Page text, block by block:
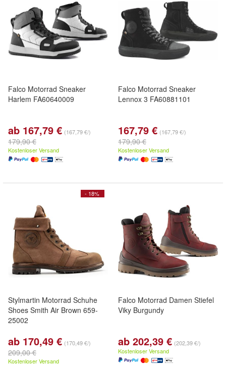
Falco Motorrad Sneaker
Harlem FA60640009
ab 167,79 € (167,79 €/)
179,90 €
Kostenloser Versand
Falco Motorrad Sneaker
Lennox 3 FA60881101
167,79 € (167,79 €/)
179,90 €
Kostenloser Versand
- 18%
Stylmartin Motorrad Schuhe
Shoes Smith Air Brown 659-
25002
ab 170,49 € (170,49 €/)
209,00 €
Kostenloser Versand
Falco Motorrad Damen Stiefel
Viky Burgundy
ab 202,39 € (202,39 €/)
Kostenloser Versand